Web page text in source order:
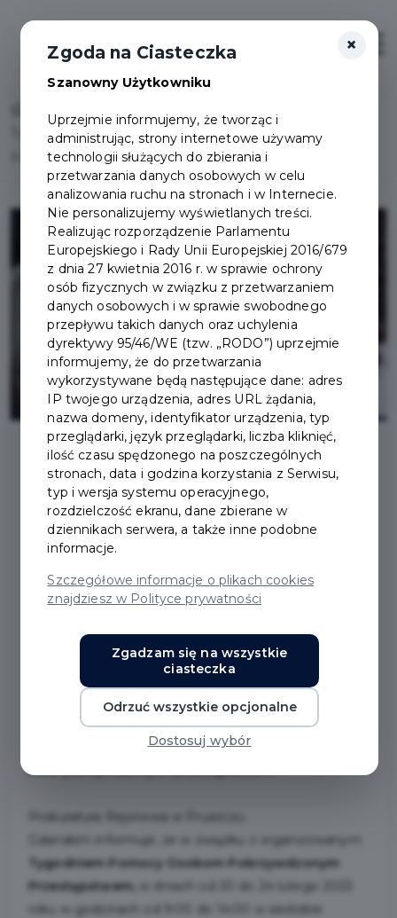
Tydzień Pomocy Osobom Pokrzywdzonym
Przestępstwem – bezpłatne porady
2023-02-15
TYDZIEŃ POMOCY
OSOBOM
POKRZYWDZONYM
PRZESTĘPSTWEM –
BEZPŁATNE PORADY
Zapraszamy do skorzystania z bezpłatnych porad dla
osób pokrzywdzonych przestępstwem.
Gdańskim informuje, że w związku z organizowanym
Tygodniem Pomocy Osobom Pokrzywdzonym
Przestępstwem,
w dniach od 20 do 24 lutego 2023
roku w godzinach od 9:00 do 14:00 w siedzibie
×
Zgoda na Ciasteczka
Szanowny Użytkowniku
Uprzejmie informujemy, że tworząc i
administrując, strony internetowe używamy
technologii służących do zbierania i
przetwarzania danych osobowych w celu
analizowania ruchu na stronach i w Internecie.
Nie personalizujemy wyświetlanych treści.
Realizując rozporządzenie Parlamentu
Europejskiego i Rady Unii Europejskiej 2016/679
z dnia 27 kwietnia 2016 r. w sprawie ochrony
osób fizycznych w związku z przetwarzaniem
danych osobowych i w sprawie swobodnego
przepływu takich danych oraz uchylenia
dyrektywy 95/46/WE (tzw. „RODO”) uprzejmie
informujemy, że do przetwarzania
wykorzystywane będą następujące dane: adres
IP twojego urządzenia, adres URL żądania,
nazwa domeny, identyfikator urządzenia, typ
przeglądarki, język przeglądarki, liczba kliknięć,
ilość czasu spędzonego na poszczególnych
stronach, data i godzina korzystania z Serwisu,
typ i wersja systemu operacyjnego,
rozdzielczość ekranu, dane zbierane w
dziennikach serwera, a także inne podobne
informacje.
Szczegółowe informacje o plikach cookies
znajdziesz w Polityce prywatności
Zgadzam się na wszystkie
ciasteczka
Odrzuć wszystkie opcjonalne
Dostosuj wybór